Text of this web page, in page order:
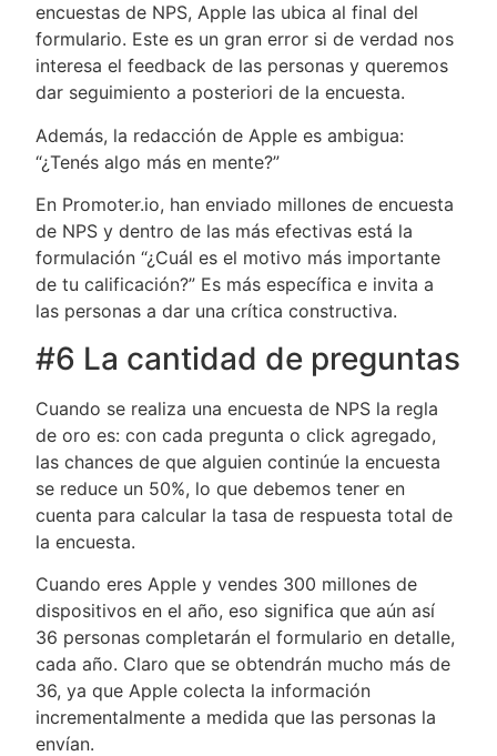
encuestas de NPS, Apple las ubica al final del
formulario. Este es un gran error si de verdad nos
interesa el feedback de las personas y queremos
dar seguimiento a posteriori de la encuesta.
Además, la redacción de Apple es ambigua:
“¿Tenés algo más en mente?”
En Promoter.io, han enviado millones de encuesta
de NPS y dentro de las más efectivas está la
formulación “¿Cuál es el motivo más importante
de tu calificación?” Es más específica e invita a
las personas a dar una crítica constructiva.
#6 La cantidad de preguntas
Cuando se realiza una encuesta de NPS la regla
de oro es: con cada pregunta o click agregado,
las chances de que alguien continúe la encuesta
se reduce un 50%, lo que debemos tener en
cuenta para calcular la tasa de respuesta total de
la encuesta.
Cuando eres Apple y vendes 300 millones de
dispositivos en el año, eso significa que aún así
36 personas completarán el formulario en detalle,
cada año. Claro que se obtendrán mucho más de
36, ya que Apple colecta la información
incrementalmente a medida que las personas la
envían.